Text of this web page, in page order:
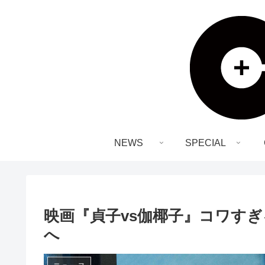
NEWS SPECIAL
映画『貞子vs伽椰子』コワす
へ